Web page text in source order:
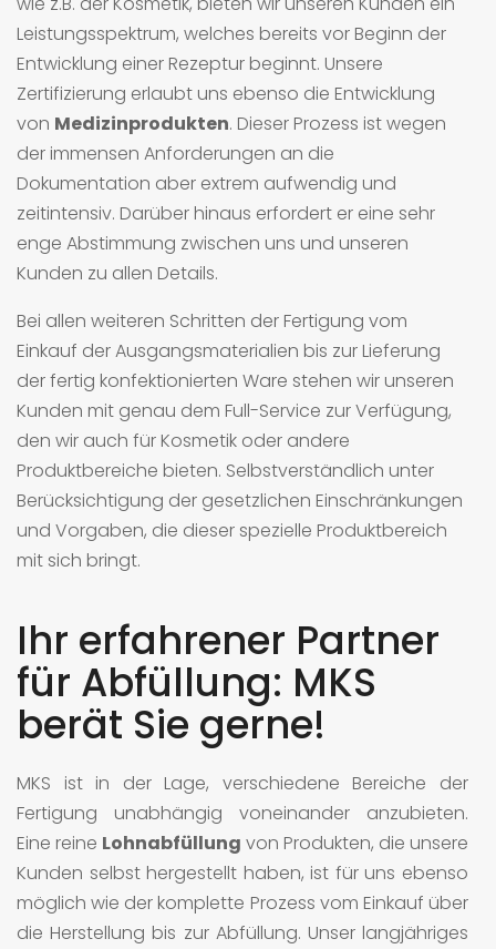
Leistungsspektrum, welches bereits vor Beginn der
Entwicklung einer Rezeptur beginnt. Unsere
Zertifizierung erlaubt uns ebenso die Entwicklung
von Medizinprodukten. Dieser Prozess ist wegen
der immensen Anforderungen an die
Dokumentation aber extrem aufwendig und
zeitintensiv. Darüber hinaus erfordert er eine sehr
enge Abstimmung zwischen uns und unseren
Kunden zu allen Details.
Bei allen weiteren Schritten der Fertigung vom
Einkauf der Ausgangsmaterialien bis zur Lieferung
der fertig konfektionierten Ware stehen wir unseren
Kunden mit genau dem Full-Service zur Verfügung,
den wir auch für Kosmetik oder andere
Produktbereiche bieten. Selbstverständlich unter
Berücksichtigung der gesetzlichen Einschränkungen
und Vorgaben, die dieser spezielle Produktbereich
mit sich bringt.
Ihr erfahrener Partner
für Abfüllung: MKS
berät Sie gerne!
MKS ist in der Lage, verschiedene Bereiche der
Fertigung unabhängig voneinander anzubieten.
Eine reine Lohnabfüllung von Produkten, die unsere
Kunden selbst hergestellt haben, ist für uns ebenso
möglich wie der komplette Prozess vom Einkauf über
die Herstellung bis zur Abfüllung. Unser langjähriges